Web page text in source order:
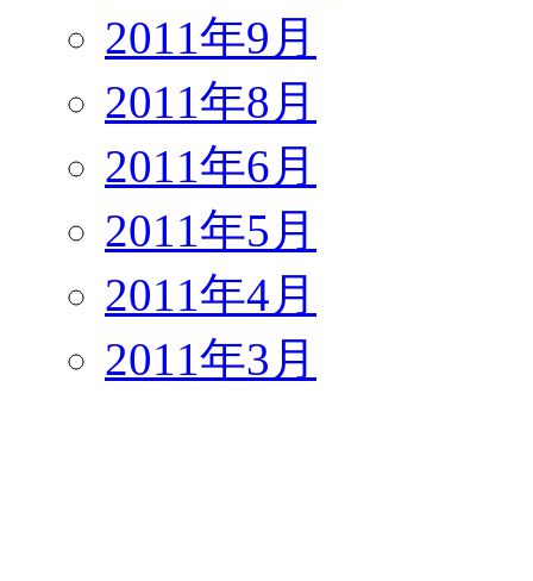
2011年9月
2011年8月
2011年6月
2011年5月
2011年4月
2011年3月